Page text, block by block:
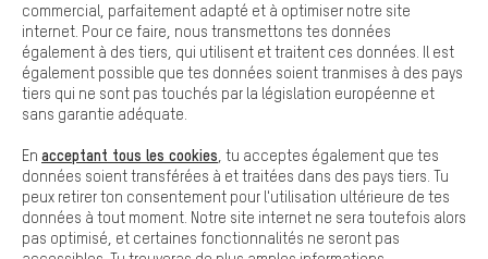
Modifier le contraste
Tous les prix s'entendent en euros (MwSt hors) plus les
frais de portpour la livraison versÉtats-Unis.
Cookies de base
Les cookies de base garantissent que tu puisses utiliser les
fonctions de notre site web.
commercial, parfaitement adapté et à optimiser notre site
internet. Pour ce faire, nous transmettons tes données
également à des tiers, qui utilisent et traitent ces données. Il est
également possible que tes données soient tranmises à des pays
tiers qui ne sont pas touchés par la législation européenne et
sans garantie adéquate.
En acceptant tous les cookies , tu acceptes également que tes
données soient transférées à et traitées dans des pays tiers. Tu
peux retirer ton consentement pour l'utilisation ultérieure de tes
données à tout moment. Notre site internet ne sera toutefois alors
pas optimisé, et certaines fonctionnalités ne seront pas